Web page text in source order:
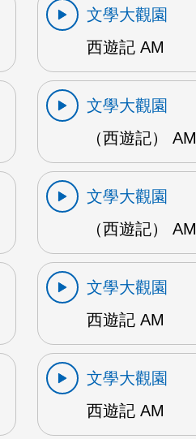
文學大觀園
西遊記 AM
文學大觀園
（西遊記） AM
文學大觀園
（西遊記） AM
文學大觀園
西遊記 AM
文學大觀園
西遊記 AM